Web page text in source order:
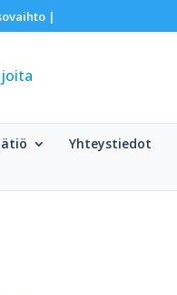
|
Yhteystiedot